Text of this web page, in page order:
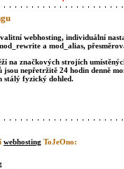
webhosting, individuální
a mod_alias,
na značkových strojích
jsou nepřetržitě 24 hodin denně
stálý fyzický dohled.
webhosting ToJeOno: